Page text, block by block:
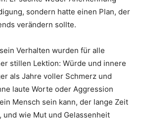
sondern hatte einen Plan, der
verändern sollte.
Verhalten wurden für alle
stillen Lektion: Würde und innere
als Jahre voller Schmerz und
laute Worte oder Aggression
Mensch sein kann, der lange Zeit
wie Mut und Gelassenheit